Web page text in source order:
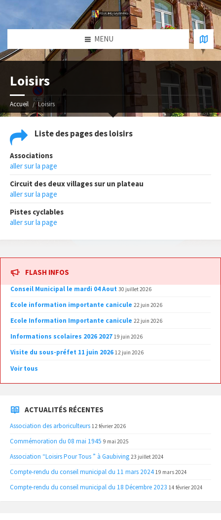
MENU
Loisirs
Accueil Loisirs
Liste des pages des loisirs
Associations
aller sur la page
Circuit des deux villages sur un plateau
aller sur la page
Pistes cyclables
aller sur la page
FLASH INFOS
Conseil Municipal le mardi 04 Aout 30 juillet 2026
Ecole information importante canicule 22 juin 2026
Ecole Information Importante canicule 22 juin 2026
Informations scolaires 2026 2027 19 juin 2026
Visite du sous-préfet 11 juin 2026 12 juin 2026
Voir tous
ACTUALITÉS RÉCENTES
Association des arboriculteurs 12 février 2026
Commémoration du 08 mai 1945 9 mai 2025
Association “Loisirs Pour Tous ” à Gaubiving 23 juillet 2024
Compte-rendu du conseil municipal du 11 mars 2024 19 mars 2024
Compte-rendu du conseil municipal du 18 Décembre 2023 14 février 2024